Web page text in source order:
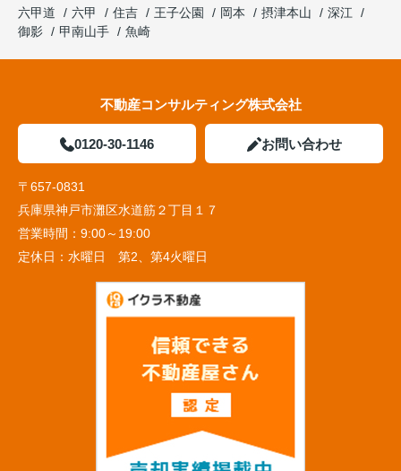
六甲道
六甲 住吉 王子公園 岡本 摂津本山
深江
御影
甲南山手 魚崎
不動産コンサルティング株式会社
0120-30-1146 お問い合わせ
〒657-0831
兵庫県神戸市灘区水道筋２丁目１７
営業時間： 9:00～19:00
定休日： 水曜日 第2、第4火曜日